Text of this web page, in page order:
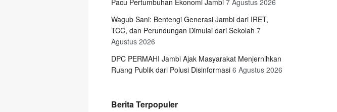
Pacu Pertumbuhan Ekonomi Jambi 7 Agustus 2026
Wagub Sani: Bentengi Generasi Jambi dari IRET,
TCC, dan Perundungan Dimulai dari Sekolah 7
Agustus 2026
DPC PERMAHI Jambi Ajak Masyarakat Menjernihkan
Ruang Publik dari Polusi Disinformasi 6 Agustus 2026
Berita Terpopuler